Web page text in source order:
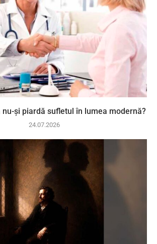
nu-și piardă sufletul în lumea modernă?
24.07.2026